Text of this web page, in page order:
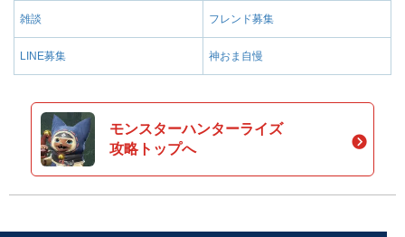
雑談 フレンド募集
LINE募集 神おま自慢
モンスターハンターライズ
攻略トップへ